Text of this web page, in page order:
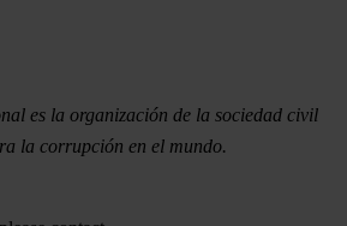
es la organización de la sociedad civil
la corrupción en el mundo.